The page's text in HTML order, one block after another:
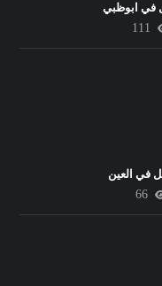
في ابوظبي
111
في العين
66